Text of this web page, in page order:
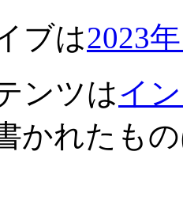
ブは2023
ンツはイ
かれたも